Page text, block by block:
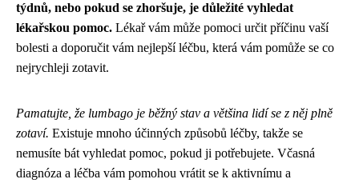
týdnů, nebo pokud se zhoršuje, je důležité vyhledat
lékařskou pomoc. Lékař vám může pomoci určit příčinu vaší
bolesti a doporučit vám nejlepší léčbu, která vám pomůže se co
nejrychleji zotavit.
Pamatujte, že lumbago je běžný stav a většina lidí se z něj plně
zotaví. Existuje mnoho účinných způsobů léčby, takže se
nemusíte bát vyhledat pomoc, pokud ji potřebujete. Včasná
diagnóza a léčba vám pomohou vrátit se k aktivnímu a